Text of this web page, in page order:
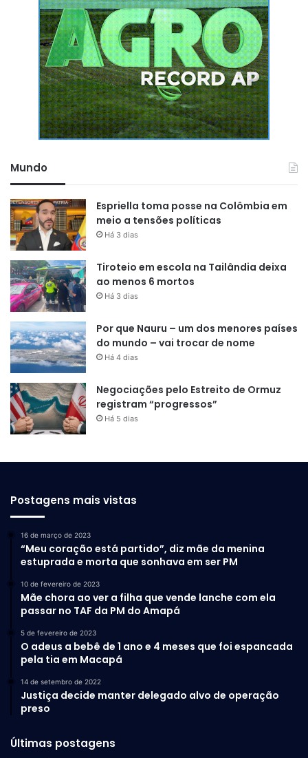
Mundo
Espriella toma posse na Colômbia em
meio a tensões políticas
Há 3 dias
Tiroteio em escola na Tailândia deixa
ao menos 6 mortos
Há 3 dias
Por que Nauru – um dos menores países
do mundo – vai trocar de nome
Há 4 dias
Negociações pelo Estreito de Ormuz
registram “progressos”
Há 5 dias
Postagens mais vistas
16 de março de 2023
“Meu coração está partido”, diz mãe da menina
estuprada e morta que sonhava em ser PM
10 de fevereiro de 2023
Mãe chora ao ver a filha que vende lanche com ela
passar no TAF da PM do Amapá
5 de fevereiro de 2023
O adeus a bebê de 1 ano e 4 meses que foi espancada
pela tia em Macapá
14 de setembro de 2022
Justiça decide manter delegado alvo de operação
preso
Últimas postagens